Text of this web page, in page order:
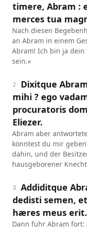
timere, Abram :
merces tua
Nach diesen
an Abram in einem
Abram! Ich bin ja dein
sein.«
2
Dixitque
mihi ? ego
procuratoris
Eliezer.
Abram aber
könntest du mir
dahin, und der
hausgeborener
3
Addiditque
dedisti semen,
hæres meus erit.
Dann fuhr Abram fort: